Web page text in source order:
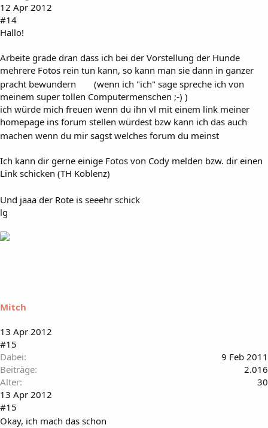
12 Apr 2012
#14
Hallo!
Arbeite grade dran dass ich bei der Vorstellung der Hunde
mehrere Fotos rein tun kann, so kann man sie dann in ganzer
pracht bewundern
(wenn ich "ich" sage spreche ich von
meinem super tollen Computermenschen ;-) )
ich würde mich freuen wenn du ihn vl mit einem link meiner
homepage ins forum stellen würdest bzw kann ich das auch
machen wenn du mir sagst welches forum du meinst
Ich kann dir gerne einige Fotos von Cody melden bzw. dir einen
Link schicken (TH Koblenz)
Und jaaa der Rote is seeehr schick
lg
Mitch
13 Apr 2012
#15
Dabei
9 Feb 2011
Beiträge
2.016
Alter
30
13 Apr 2012
#15
Okay, ich mach das schon